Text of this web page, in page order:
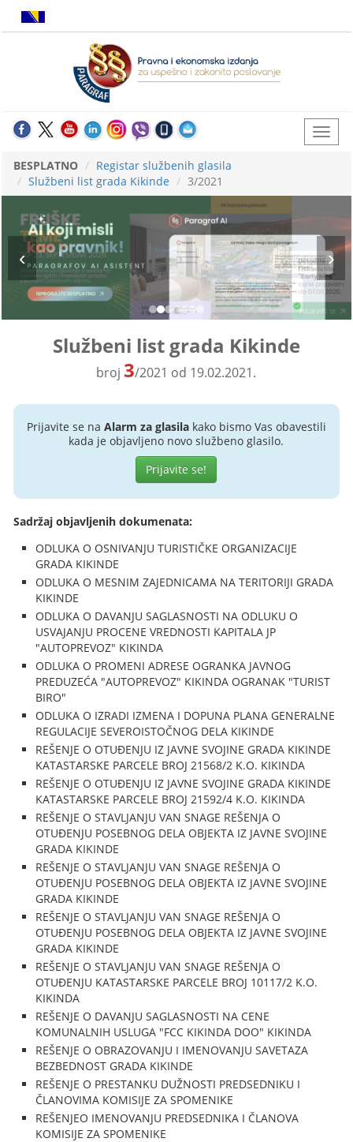
BESPLATNO
Registar službenih glasila
Službeni list grada Kikinde
3/2021
Službeni list grada Kikinde
broj 3/2021 od 19.02.2021.
Prijavite se na Alarm za glasilakako bismo Vas obavestili
kada je objavljeno novo službeno glasilo.
Prijavite se!
Sadržaj objavljenih dokumenata:
ODLUKA O OSNIVANJU TURISTIČKE ORGANIZACIJE
GRADA KIKINDE
ODLUKA O MESNIM ZAJEDNICAMA NA TERITORIJI GRADA
KIKINDE
ODLUKA O DAVANJU SAGLASNOSTI NA ODLUKU O
USVAJANJU PROCENE VREDNOSTI KAPITALA JP
"AUTOPREVOZ" KIKINDA
ODLUKA O PROMENI ADRESE OGRANKA JAVNOG
PREDUZEĆA "AUTOPREVOZ" KIKINDA OGRANAK "TURIST
BIRO"
ODLUKA O IZRADI IZMENA I DOPUNA PLANA GENERALNE
REGULACIJE SEVEROISTOČNOG DELA KIKINDE
REŠENJE O OTUĐENJU IZ JAVNE SVOJINE GRADA KIKINDE
KATASTARSKE PARCELE BROJ 21568/2 K.O. KIKINDA
REŠENJE O OTUĐENJU IZ JAVNE SVOJINE GRADA KIKINDE
KATASTARSKE PARCELE BROJ 21592/4 K.O. KIKINDA
REŠENJE O STAVLJANJU VAN SNAGE REŠENJA O
OTUĐENJU POSEBNOG DELA OBJEKTA IZ JAVNE SVOJINE
GRADA KIKINDE
REŠENJE O STAVLJANJU VAN SNAGE REŠENJA O
OTUĐENJU POSEBNOG DELA OBJEKTA IZ JAVNE SVOJINE
GRADA KIKINDE
REŠENJE O STAVLJANJU VAN SNAGE REŠENJA O
OTUĐENJU POSEBNOG DELA OBJEKTA IZ JAVNE SVOJINE
GRADA KIKINDE
REŠENJE O STAVLJANJU VAN SNAGE REŠENJA O
OTUĐENJU KATASTARSKE PARCELE BROJ 10117/2 K.O.
KIKINDA
REŠENJE O DAVANJU SAGLASNOSTI NA CENE
KOMUNALNIH USLUGA "FCC KIKINDA DOO" KIKINDA
REŠENJE O OBRAZOVANJU I IMENOVANJU SAVETAZA
BEZBEDNOST GRADA KIKINDE
REŠENJE O PRESTANKU DUŽNOSTI PREDSEDNIKU I
ČLANOVIMA KOMISIJE ZA SPOMENIKE
REŠENJEO IMENOVANJU PREDSEDNIKA I ČLANOVA
KOMISIJE ZA SPOMENIKE